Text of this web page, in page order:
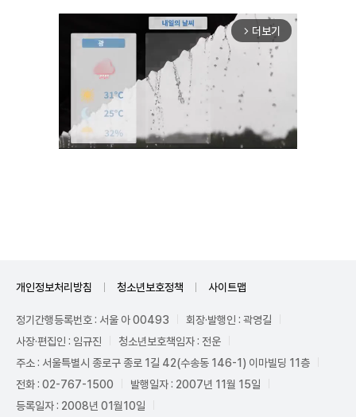
arrow_forward_ios 더보기
개인정보처리방침 청소년보호정책 사이트맵
정기간행등록번호 : 서울 아 00493
회장·발행인 : 곽영길
사장·편집인 : 임규진
청소년보호책임자 : 전운
주소 : 서울특별시 종로구 종로 1길 42(수송동 146-1) 이마빌딩 11층
전화 : 02-767-1500
발행일자 : 2007년 11월 15일
등록일자 : 2008년 01월10일